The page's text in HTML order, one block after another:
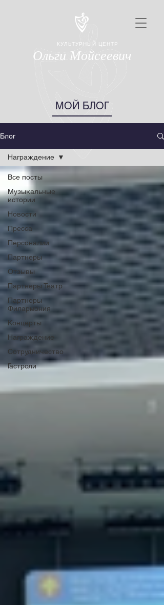
Ольги Мойсеевич
КУЛЬТУРНЫЙ ЦЕНТР
МОЙ БЛОГ
Блог
Все посты
Музыкальные
истории
Новости
Пресса
Персоналии
Партнеры
Отзывы
Партнеры Театр
Партнеры
Филармония
Концерты
Награждение
Сотрудничество
Гастроли
Награждение